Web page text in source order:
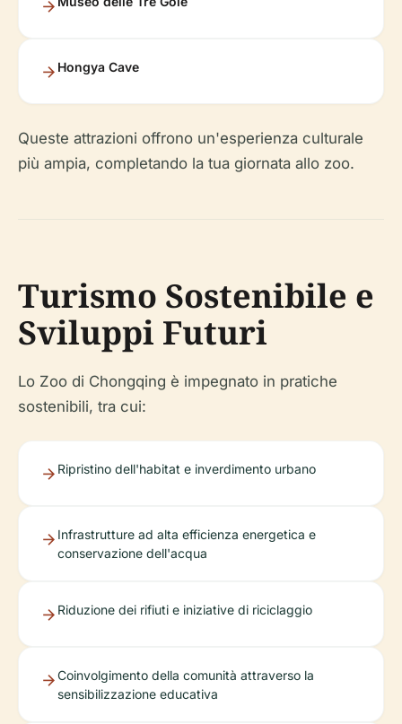
Hongya Cave
Queste attrazioni offrono un'esperienza culturale
più ampia, completando la tua giornata allo zoo.
Turismo Sostenibile e
Sviluppi Futuri
Lo Zoo di Chongqing è impegnato in pratiche
sostenibili, tra cui:
Ripristino dell'habitat e inverdimento urbano
Infrastrutture ad alta efficienza energetica e
conservazione dell'acqua
Riduzione dei rifiuti e iniziative di riciclaggio
Coinvolgimento della comunità attraverso la
sensibilizzazione educativa